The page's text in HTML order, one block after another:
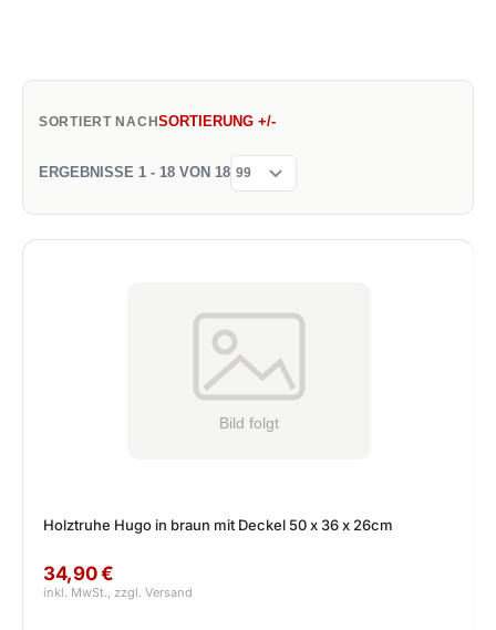
SORTIERT NACHSORTIERUNG +/-
ERGEBNISSE 1 - 18 VON 18
Holztruhe Hugo in braun mit Deckel 50 x 36 x 26cm
34,90 €